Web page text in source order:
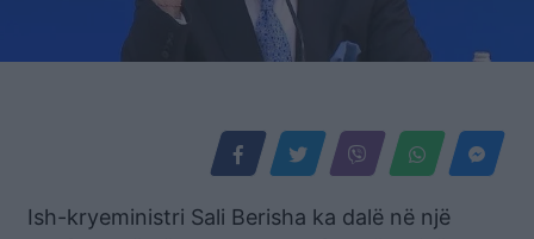
Ish-kryeministri Sali Berisha ka dalë në një